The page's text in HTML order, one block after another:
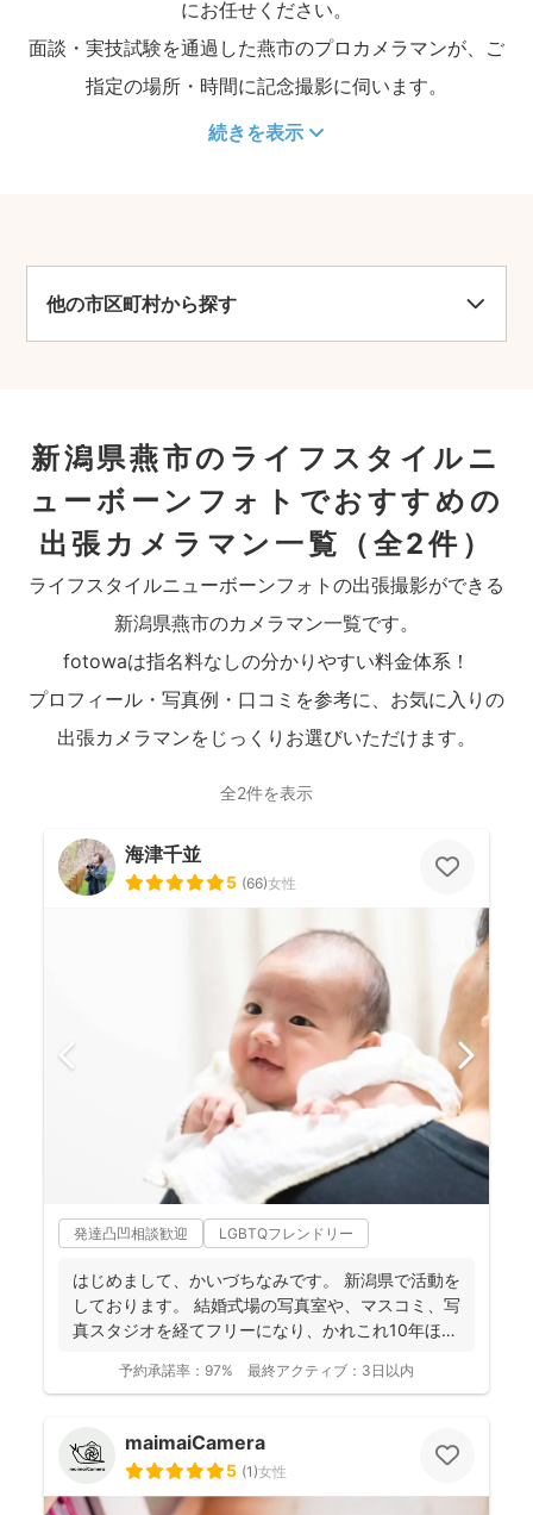
にお任せください。
面談・実技試験を通過した燕市のプロカメラマンが、ご
指定の場所・時間に記念撮影に伺います。
続きを表示
他の市区町村から探す
新潟県燕市のライフスタイルニ
ューボーンフォトでおすすめの
出張カメラマン一覧
（全2件）
ライフスタイルニューボーンフォトの出張撮影ができる
新潟県燕市のカメラマン一覧です。
fotowaは指名料なしの分かりやすい料金体系！
プロフィール・写真例・口コミを参考に、お気に入りの
出張カメラマンをじっくりお選びいただけます。
全2件を表示
海津千並
5 (66)女性
発達凸凹相談歓迎 LGBTQフレンドリー
はじめまして、かいづちなみです。 新潟県で活動を
しております。 結婚式場の写真室や、マスコミ、写
真スタジオを経てフリーになり、かれこれ10年ほど
予約承諾率： 97% 最終アクティブ： 3日以内
maimaiCamera
5 (1)女性